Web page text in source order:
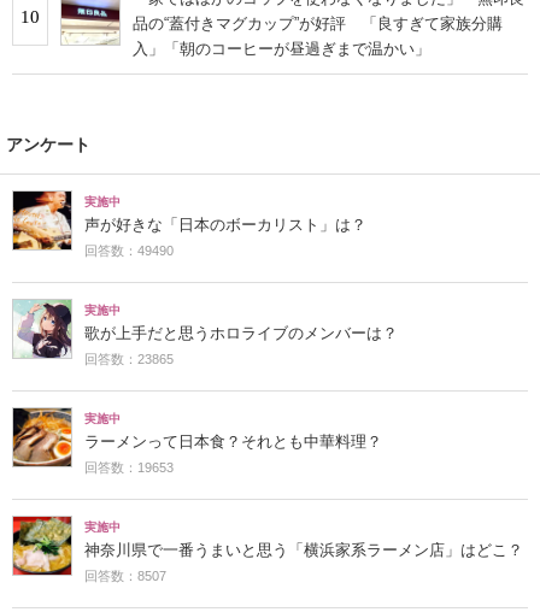
10
品の“蓋付きマグカップ”が好評 「良すぎて家族分購
入」「朝のコーヒーが昼過ぎまで温かい」
アンケート
実施中
声が好きな「日本のボーカリスト」は？
回答数：49490
実施中
歌が上手だと思うホロライブのメンバーは？
回答数：23865
実施中
ラーメンって日本食？それとも中華料理？
回答数：19653
実施中
神奈川県で一番うまいと思う「横浜家系ラーメン店」はどこ？
回答数：8507